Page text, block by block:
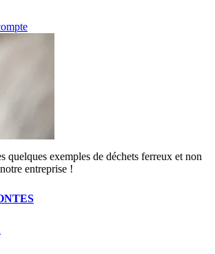
quelques exemples de déchets ferreux et non
entreprise !